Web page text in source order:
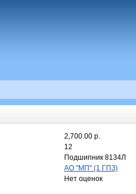
2,700.00 р.
12
Подшипник 8134Л
АО "МП" (1 ГПЗ)
Нет оценок